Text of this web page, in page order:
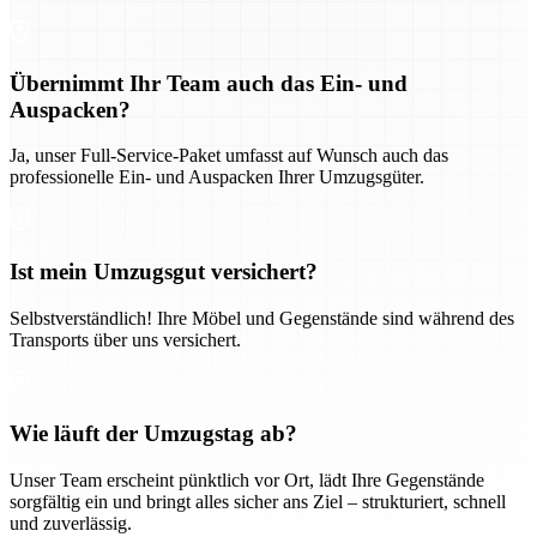
Übernimmt Ihr Team auch das Ein- und
Auspacken?
Ja, unser Full-Service-Paket umfasst auf Wunsch auch das
professionelle Ein- und Auspacken Ihrer Umzugsgüter.
Ist mein Umzugsgut versichert?
Selbstverständlich! Ihre Möbel und Gegenstände sind während des
Transports über uns versichert.
Wie läuft der Umzugstag ab?
Unser Team erscheint pünktlich vor Ort, lädt Ihre Gegenstände
sorgfältig ein und bringt alles sicher ans Ziel – strukturiert, schnell
und zuverlässig.